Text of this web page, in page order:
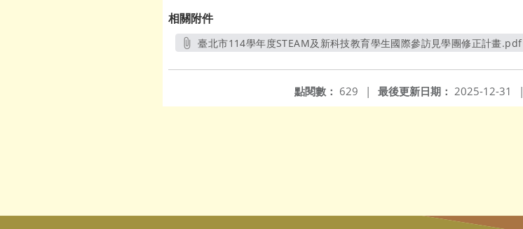
相關附件
臺北市114學年度STEAM及新科技教育學生國際參訪見學團修正計畫.pdf
最後更新日期： 2025-12-31 |
點閱數： 629 |